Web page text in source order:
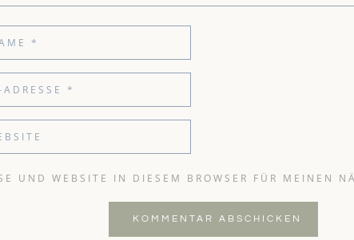
UND WEBSITE IN DIESEM BROWSER FÜR MEINEN
KOMMENTAR ABSCHICKEN